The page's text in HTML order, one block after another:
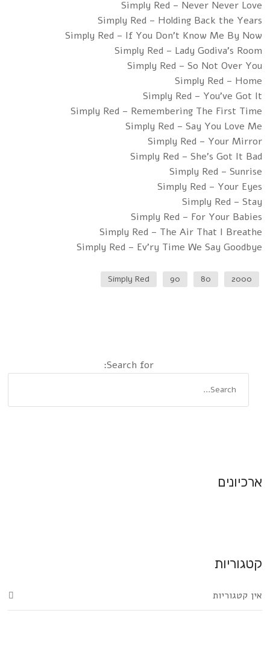
Simply Red – Never Never Love
Simply Red – Holding Back the Years
Simply Red – If You Don’t Know Me By Now
Simply Red – Lady Godiva’s Room
Simply Red – So Not Over You
Simply Red – Home
Simply Red – You’ve Got It
Simply Red – Remembering The First Time
Simply Red – Say You Love Me
Simply Red – Your Mirror
Simply Red – She’s Got It Bad
Simply Red – Sunrise
Simply Red – Your Eyes
Simply Red – Stay
Simply Red – For Your Babies
Simply Red – The Air That I Breathe
Simply Red – Ev’ry Time We Say Goodbye
2000
80
90
Simply Red
Search for:
ארכיונים
קטגוריות
אין קטגוריות